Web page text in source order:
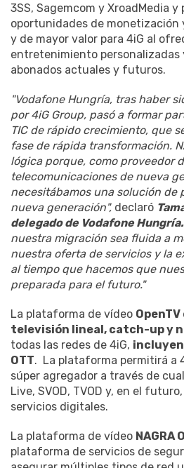
3SS, Sagemcom y XroadMedia
oportunidades de monetización
y de mayor valor para 4iG al
entretenimiento personalizadas
abonados actuales y futuros.
"Vodafone Hungría, tras haber
por 4iG Group, pasó a formar
TIC de rápido crecimiento, que
fase de rápida transformación.
lógica porque, como proveedor
telecomunicaciones de nueva
necesitábamos una solución de
nueva generación", declaró
delegado de Vodafone Hungría.
nuestra migración sea fluida a
nuestra oferta de servicios y la
al tiempo que hacemos que
preparada para el futuro."
La plataforma de vídeo OpenTV
televisión lineal, catch-up y
todas las redes de 4iG,
OTT. La plataforma permitirá a
súper agregador a través de
Live, SVOD, TVOD y, en el
servicios digitales.
La plataforma de vídeo NAGRA
plataforma de servicios de